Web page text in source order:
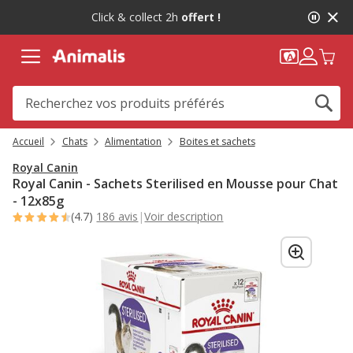
Accueil Chats Alimentation Boites et sachets
Royal Canin
Royal Canin - Sachets Sterilised en Mousse pour Chat
- 12x85g
(4.7) 186 avis |Voir description